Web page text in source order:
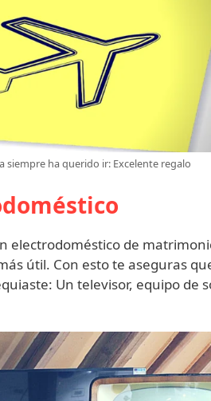
siempre ha querido ir: Excelente regalo
electrodoméstico de
útil. Con esto te aseguras
Un televisor, equipo de